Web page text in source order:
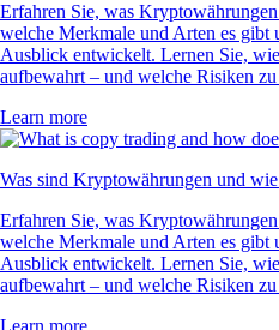
Erfahren Sie, was
welche Merkmale und Arten es
Ausblick entwickelt. Lernen Sie,
aufbewahrt – und welche Risiken zu
Learn more
Was sind Kryptowährungen und
Erfahren Sie, was
welche Merkmale und Arten es
Ausblick entwickelt. Lernen Sie,
aufbewahrt – und welche Risiken zu